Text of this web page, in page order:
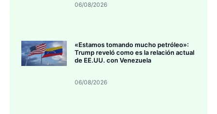
06/08/2026
«Estamos tomando mucho petróleo»:
Trump reveló como es la relación actual
de EE.UU. con Venezuela
06/08/2026